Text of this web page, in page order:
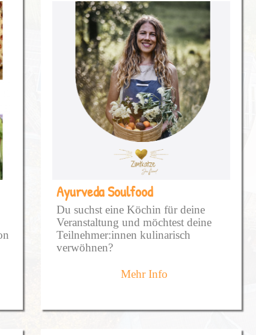
Ayurveda Soulfood
Du suchst eine Köchin für deine
Veranstaltung und möchtest deine
Teilnehmer:innen kulinarisch
verwöhnen?
Willkommen bei der Zimtkatze!
Mehr Info